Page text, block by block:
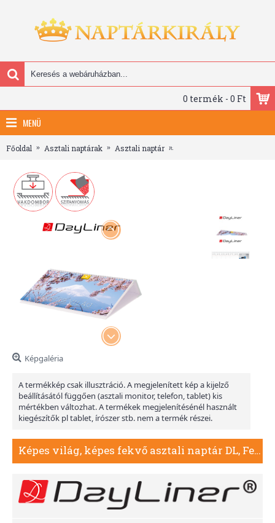
0 termék - 0 Ft
MENÜ
Főoldal Asztali naptárak Asztali naptár
Képgaléria
A termékkép csak illusztráció. A megjelenített kép a kijelző
beállításától függően (asztali monitor, telefon, tablet) kis
mértékben változhat. A termékek megjelenítésénél használt
kiegészítők pl tablet, írószer stb. nem a termék részei.
Képes világ, képes fekvő asztali naptár DL, Fehér